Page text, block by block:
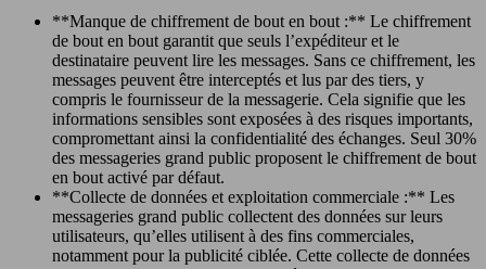
**Manque de chiffrement de bout en bout :** Le chiffrement
de bout en bout garantit que seuls l’expéditeur et le
destinataire peuvent lire les messages. Sans ce chiffrement, les
messages peuvent être interceptés et lus par des tiers, y
compris le fournisseur de la messagerie. Cela signifie que les
informations sensibles sont exposées à des risques importants,
compromettant ainsi la confidentialité des échanges. Seul 30%
des messageries grand public proposent le chiffrement de bout
en bout activé par défaut.
**Collecte de données et exploitation commerciale :** Les
messageries grand public collectent des données sur leurs
utilisateurs, qu’elles utilisent à des fins commerciales,
notamment pour la publicité ciblée. Cette collecte de données